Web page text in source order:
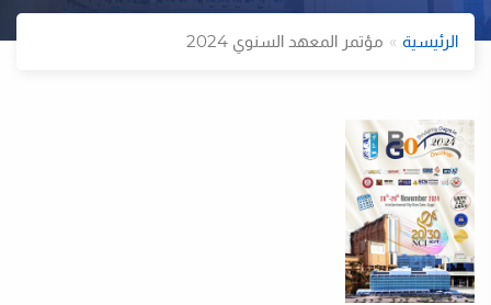
الرئيسية مؤتمر المعهد السنوي 2024